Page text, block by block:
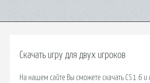
Скачать игру для двух игроков
На нашем сайте Вы сможете скачать CS 1.6